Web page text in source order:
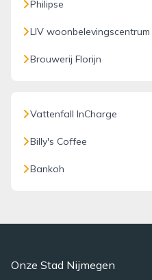
Philipse
LIV woonbelevingscentrum
Brouwerij Florijn
Vattenfall InCharge
Billy's Coffee
Bankoh
Onze Stad Nijmegen